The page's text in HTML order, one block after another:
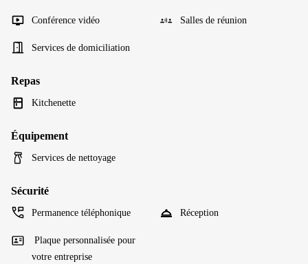
Conférence vidéo Salles de réunion
Services de domiciliation
Repas
Kitchenette
Équipement
Services de nettoyage
Sécurité
Permanence téléphonique Réception
Plaque personnalisée pour
votre entreprise